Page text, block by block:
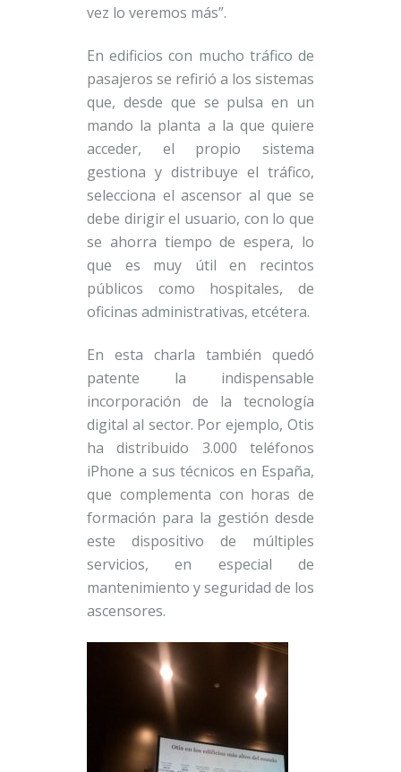
vez lo veremos más”.
En edificios con mucho tráfico de
pasajeros se refirió a los sistemas
que, desde que se pulsa en un
mando la planta a la que quiere
acceder, el propio sistema
gestiona y distribuye el tráfico,
selecciona el ascensor al que se
debe dirigir el usuario, con lo que
se ahorra tiempo de espera, lo
que es muy útil en recintos
públicos como hospitales, de
oficinas administrativas, etcétera.
En esta charla también quedó
patente la indispensable
incorporación de la tecnología
digital al sector. Por ejemplo, Otis
ha distribuido 3.000 teléfonos
iPhone a sus técnicos en España,
que complementa con horas de
formación para la gestión desde
este dispositivo de múltiples
servicios, en especial de
mantenimiento y seguridad de los
ascensores.